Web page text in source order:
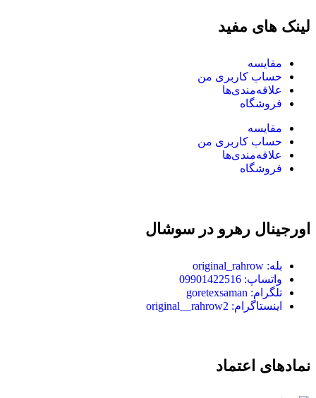
لینک های مفید
مقایسه
حساب کاربری من
علاقه‌مندی‌ها
فروشگاه
مقایسه
حساب کاربری من
علاقه‌مندی‌ها
فروشگاه
اورجینال رهرو در سوشال
بله: original_rahrow
واتساپ: 09901422516
تلگرام: goretexsaman
اینستاگرام: original__rahrow2
نمادهای اعتماد